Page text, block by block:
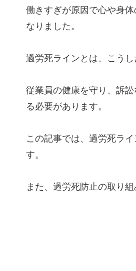
働きすぎが原因で心や身
なりました。
過労死ラインとは、こう
従業員の健康を守り、訴
る必要があります。
この記事では、過労死ラ
す。
また、過労死防止の取り